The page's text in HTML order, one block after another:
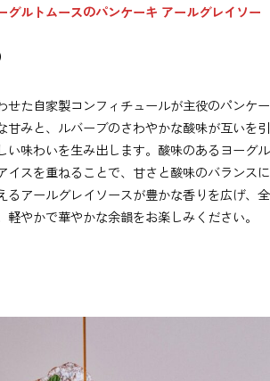
グルトムースのパンケーキ アールグレイソー
せた自家製コンフィチュールが主役のパンケー
甘みと、ルバーブのさわやかな酸味が互いを引
い味わいを生み出します。酸味のあるヨーグル
イスを重ねることで、甘さと酸味のバランスに
るアールグレイソースが豊かな香りを広げ、全
やかで華やかな余韻をお楽しみください。